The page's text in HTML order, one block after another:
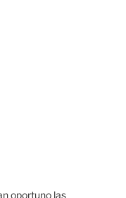
oportuno las